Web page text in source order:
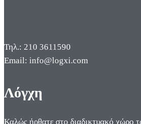
Τηλ.: 210 3611590
Email: info@logxi.com
Λόγχη
Καλώς ήρθατε στο διαδικτυακό